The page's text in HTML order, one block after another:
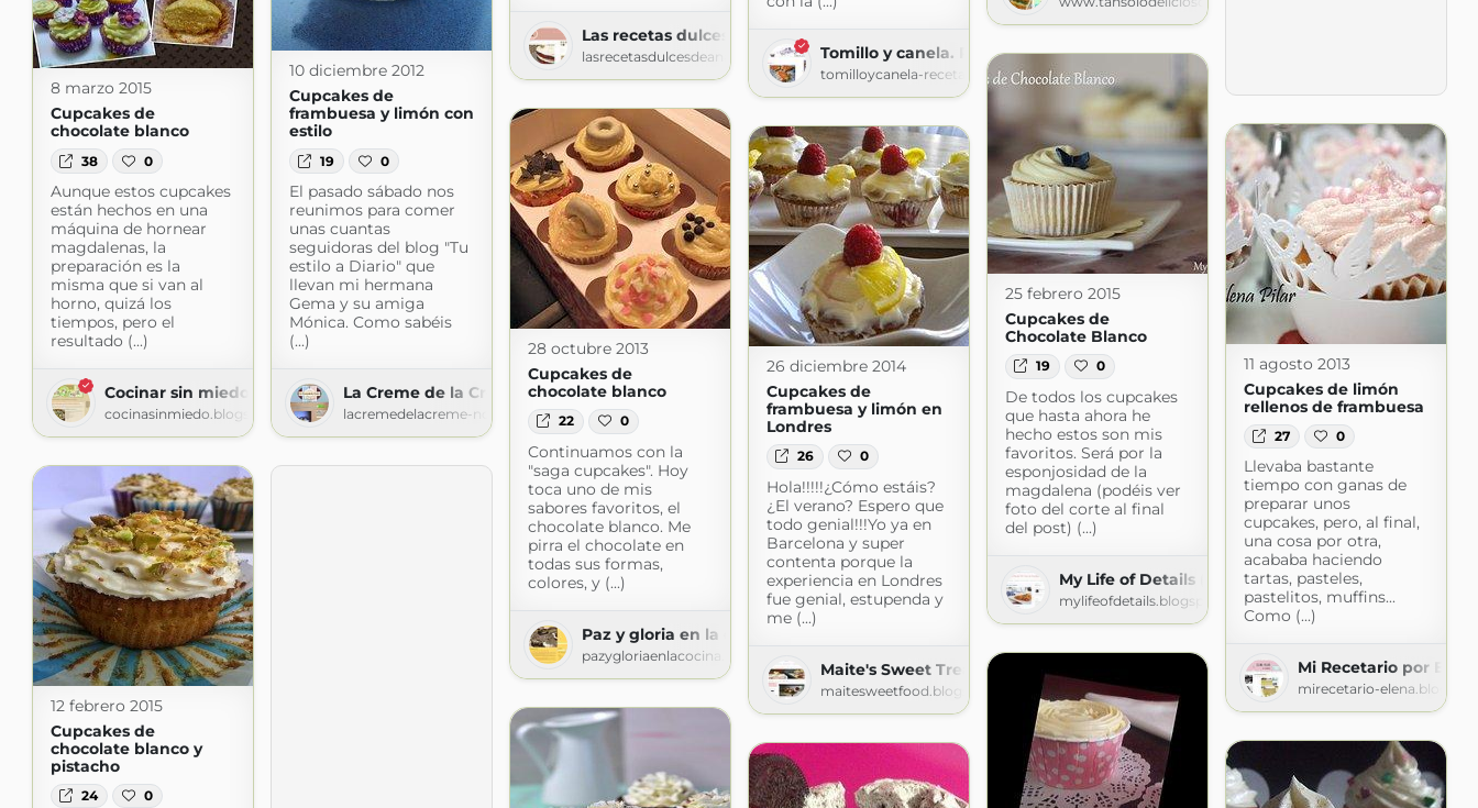
Las recetas dulces de Ana
lasrecetasdulcesdeana.blogspot.comTomillo y canela. Recetas de una novata.
tomilloycanela-recetasdeunanovata.blogspot.com
10 diciembre 2012
Cupcakes de
frambuesa y limón con
estilo
19 0
El pasado sábado nos
reunimos para comer
unas cuantas
seguidoras del blog "Tu
estilo a Diario" que
llevan mi hermana
Gema y su amiga
Mónica. Como sabéis
(...)
La Creme de la Creme
lacremedelacreme-ndl.blogspot.com
8 marzo 2015
Cupcakes de
chocolate blanco
38 0
Aunque estos cupcakes
están hechos en una
máquina de hornear
magdalenas, la
preparación es la
misma que si van al
horno, quizá los
tiempos, pero el
resultado (...)
Cocinar sin miedo
cocinasinmiedo.blogspot.com
25 febrero 2015
Cupcakes de
Chocolate Blanco
19 0
De todos los cupcakes
que hasta ahora he
hecho estos son mis
favoritos. Será por la
esponjosidad de la
magdalena (podéis ver
foto del corte al final
del post) (...)
My Life of Details (Mi Vida de Detalles)
mylifeofdetails.blogspot.com
28 octubre 2013
Cupcakes de
chocolate blanco
22 0
Continuamos con la
"saga cupcakes". Hoy
toca uno de mis
sabores favoritos, el
chocolate blanco. Me
pirra el chocolate en
todas sus formas,
colores, y (...)
Paz y gloria en la cocina
pazygloriaenlacocina.blogspot.com
11 agosto 2013
Cupcakes de limón
rellenos de frambuesa
27 0
Llevaba bastante
tiempo con ganas de
preparar unos
cupcakes, pero, al final,
una cosa por otra,
acababa haciendo
tartas, pasteles,
pastelitos, muffins...
Como (...)
Mi Recetario por
mirecetario-
26 diciembre 2014
Cupcakes de
frambuesa y limón en
Londres
26 0
Hola!!!!!¿Cómo estáis?
¿El verano? Espero que
todo genial!!!Yo ya en
Barcelona y super
contenta porque la
experiencia en Londres
fue genial, estupenda y
me (...)
Maite's Sweet Treats
maitesweetfood.blogspot.com
12 febrero 2015
Cupcakes de
chocolate blanco y
pistacho
24 0